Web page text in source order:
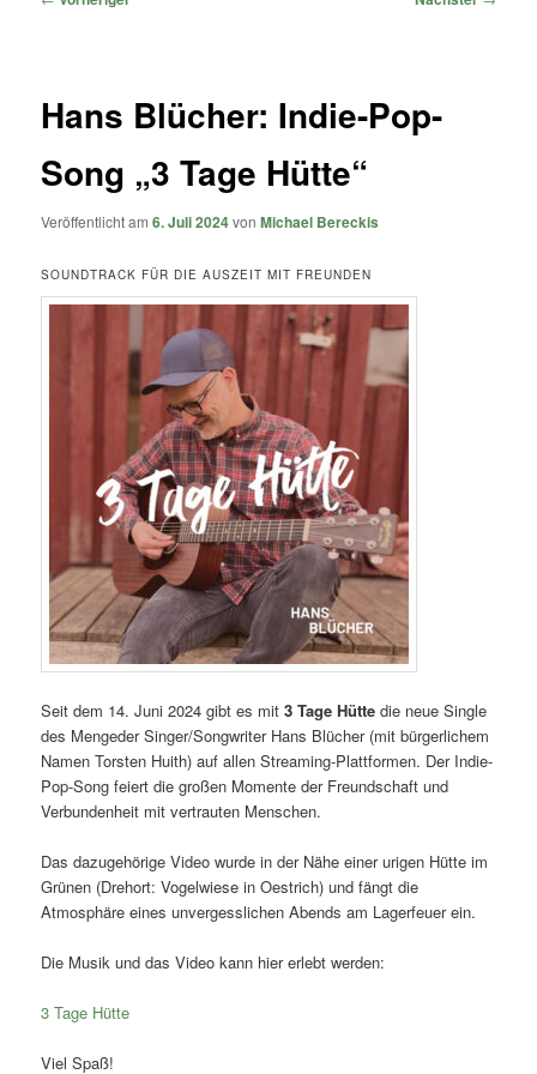
Hans Blücher: Indie-Pop-
Song „3 Tage Hütte“
Veröffentlicht am6. Juli 2024vonMichael Bereckis
SOUNDTRACK FÜR DIE AUSZEIT MIT FREUNDEN
Seit dem 14. Juni 2024 gibt es mit3 Tage Hütte die neue Single
des Mengeder Singer/Songwriter Hans Blücher (mit bürgerlichem
Namen Torsten Huith) auf allen Streaming-Plattformen. Der Indie-
Pop-Song feiert die großen Momente der Freundschaft und
Verbundenheit mit vertrauten Menschen.
Das dazugehörige Video wurde in der Nähe einer urigen Hütte im
Grünen (Drehort: Vogelwiese in Oestrich) und fängt die
Atmosphäre eines unvergesslichen Abends am Lagerfeuer ein.
Die Musik und das Video kann hier erlebt werden:
3 Tage Hütte
Viel Spaß!